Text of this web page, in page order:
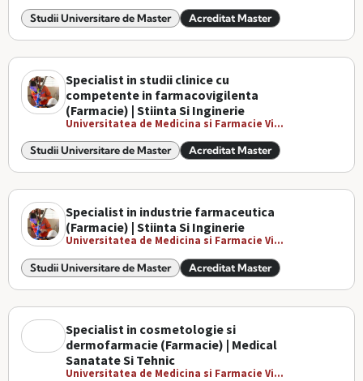
Studii Universitare de Master Acreditat Master
Specialist in studii clinice cu
competente in farmacovigilenta
(Farmacie) | Stiinta Si Inginerie
Universitatea de Medicina si Farmacie Vi...
Studii Universitare de Master Acreditat Master
Specialist in industrie farmaceutica
(Farmacie) | Stiinta Si Inginerie
Universitatea de Medicina si Farmacie Vi...
Studii Universitare de Master Acreditat Master
Specialist in cosmetologie si
dermofarmacie (Farmacie) | Medical
Sanatate Si Tehnic
Universitatea de Medicina si Farmacie Vi...